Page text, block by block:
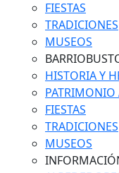
FIESTAS
TRADICIONES
MUSEOS
HISTORIA Y
PATRIMONIO
FIESTAS
TRADICIONES
MUSEOS